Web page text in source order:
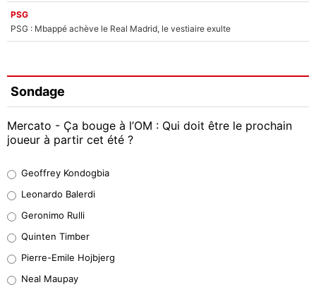
PSG
PSG : Mbappé achève le Real Madrid, le vestiaire exulte
Sondage
Mercato - Ça bouge à l’OM : Qui doit être le prochain
joueur à partir cet été ?
38%
32%
4%
Geoffrey Kondogbia
Leonardo Balerdi
Geronimo Rulli
Quinten Timber
Pierre-Emile Hojbjerg
Neal Maupay